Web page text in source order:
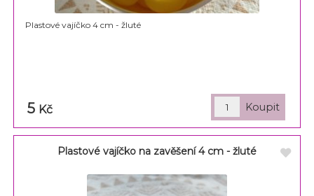
Plastové vajíčko 4 cm - žluté
5 Kč
Plastové vajíčko na zavěšení 4 cm - žluté